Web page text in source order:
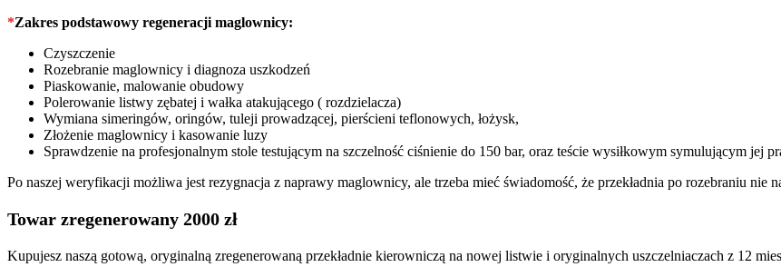
*Zakres podstawowy regeneracji maglownicy:
Czyszczenie
Rozebranie maglownicy i diagnoza uszkodzeń
Piaskowanie, malowanie obudowy
Polerowanie listwy zębatej i wałka atakującego ( rozdzielacza)
Wymiana simeringów, oringów, tuleji prowadzącej, pierścieni teflonowych, łożysk,
Złożenie maglownicy i kasowanie luzy
Sprawdzenie na profesjonalnym stole testującym na szczelność ciśnienie do 150 bar, oraz teście wysiłkowym symulującym jej
Po naszej weryfikacji możliwa jest rezygnacja z naprawy maglownicy, ale trzeba mieć świadomość, że przekładnia po rozebraniu nie
Towar zregenerowany 2000 zł
Kupujesz naszą gotową, oryginalną zregenerowaną przekładnie kierowniczą na nowej listwie i oryginalnych uszczelniaczach z 12